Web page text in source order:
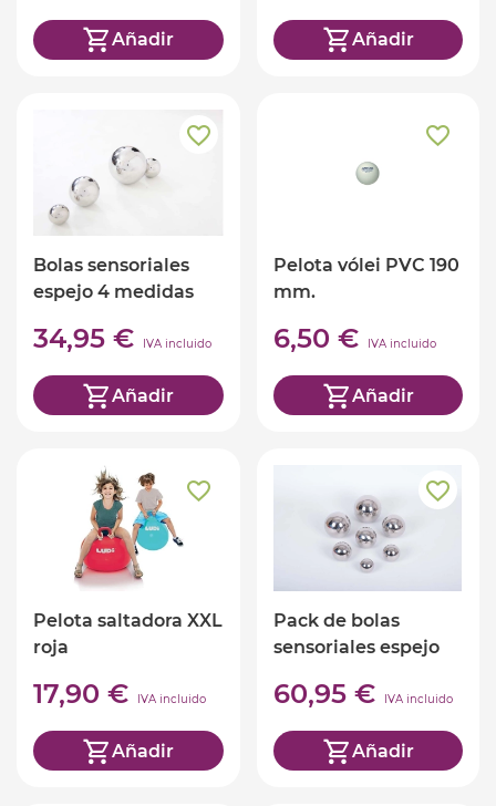
Añadir Añadir
Bolas sensoriales
espejo 4 medidas
34,95 € IVA incluido
Añadir
Pelota vólei PVC 190
mm.
6,50 € IVA incluido
Añadir
Pelota saltadora XXL
roja
17,90 € IVA incluido
Añadir
Pack de bolas
sensoriales espejo
medidas
60,95 € IVA incluido
Añadir